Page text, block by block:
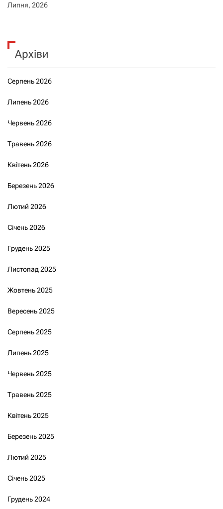
Липня, 2026
Архіви
Серпень 2026
Липень 2026
Червень 2026
Травень 2026
Квітень 2026
Березень 2026
Лютий 2026
Січень 2026
Грудень 2025
Листопад 2025
Жовтень 2025
Вересень 2025
Серпень 2025
Липень 2025
Червень 2025
Травень 2025
Квітень 2025
Березень 2025
Лютий 2025
Січень 2025
Грудень 2024